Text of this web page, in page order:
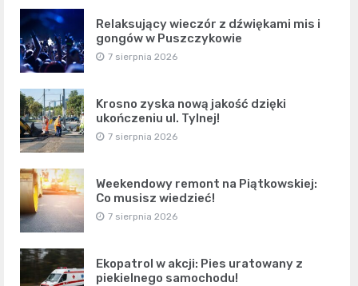
Relaksujący wieczór z dźwiękami mis i
gongów w Puszczykowie
7 sierpnia 2026
Krosno zyska nową jakość dzięki
ukończeniu ul. Tylnej!
7 sierpnia 2026
Weekendowy remont na Piątkowskiej:
Co musisz wiedzieć!
7 sierpnia 2026
Ekopatrol w akcji: Pies uratowany z
piekielnego samochodu!